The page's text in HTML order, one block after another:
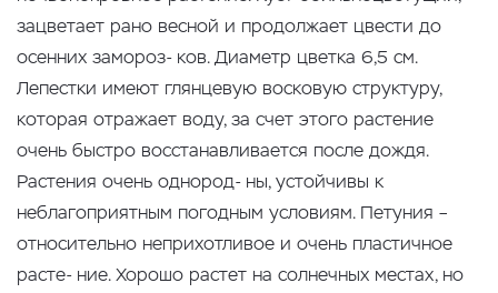
зацветает рано весной и продолжает цвести до
осенних замороз- ков. Диаметр цветка 6,5 см.
Лепестки имеют глянцевую восковую структуру,
которая отражает воду, за счет этого растение
очень быстро восстанавливается после дождя.
Растения очень однород- ны, устойчивы к
неблагоприятным погодным условиям. Петуния –
относительно неприхотливое и очень пластичное
расте- ние. Хорошо растет на солнечных местах, но